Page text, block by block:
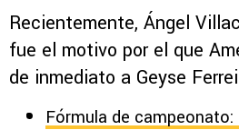
Recientemente, Ángel
fue el motivo por el que
de inmediato a Geyse
Fórmula de